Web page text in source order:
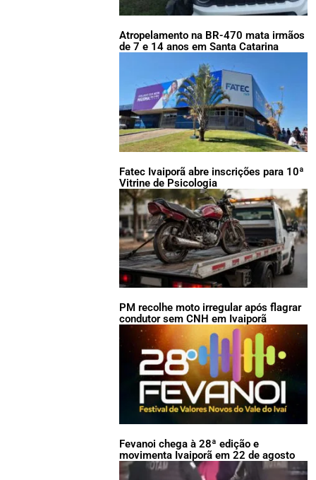
Atropelamento na BR-470 mata irmãos
de 7 e 14 anos em Santa Catarina
Fatec Ivaiporã abre inscrições para 10ª
Vitrine de Psicologia
PM recolhe moto irregular após flagrar
condutor sem CNH em Ivaiporã
Fevanoi chega à 28ª edição e
movimenta Ivaiporã em 22 de agosto